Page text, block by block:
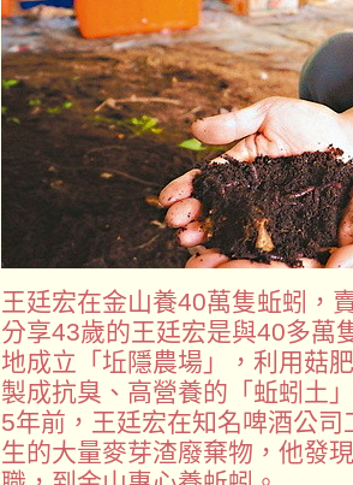
王廷宏在金山養40萬隻蚯蚓，
分享43歲的王廷宏是與40多萬
地成立「坵隱農場」，利用菇
製成抗臭、高營養的「蚯蚓土
5年前，王廷宏在知名啤酒公
生的大量麥芽渣廢棄物，他發